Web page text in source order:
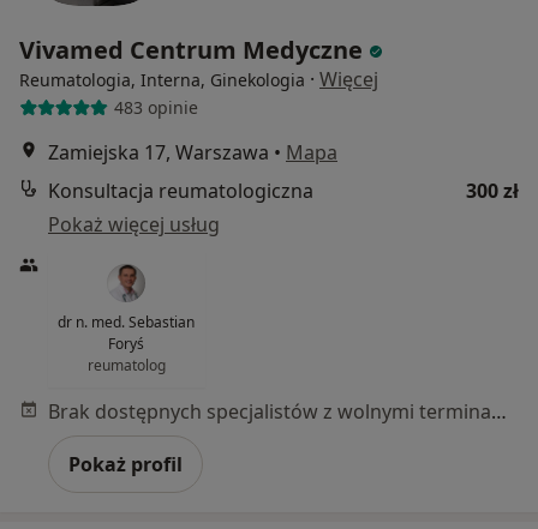
Vivamed Centrum Medyczne
Reumatologia, Interna, Ginekologia · Więcej
483 opinie
Zamiejska 17, Warszawa • Mapa
Konsultacja reumatologiczna
300 zł
Pokaż więcej usług
dr n. med. Sebastian
Foryś
reumatolog
Brak dostępnych specjalistów z wolnymi terminami w tym centrum medycznym.
Pokaż profil